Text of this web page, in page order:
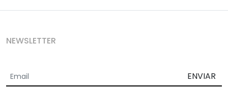
NEWSLETTER
ENVIAR